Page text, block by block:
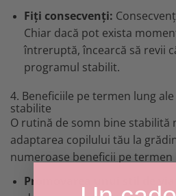
Fiți consecvenți:
Chiar dacă pot exista
întreruptă, încearcă să revii
programul stabilit.
4. Beneficiile pe termen lung
stabilite
O rutină de somn bine stabilită
adaptarea copilului tău la
numeroase beneficii pe termen
Promovarea unui stil de